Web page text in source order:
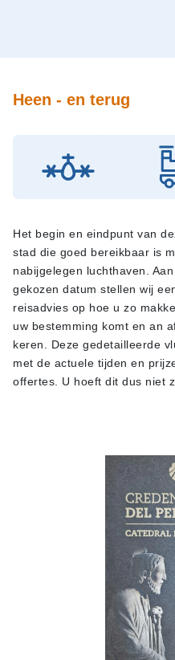
Heen - en terug
Het begin en eindpunt van
stad die goed bereikbaar is
nabijgelegen luchthaven.
gekozen datum stellen wij
reisadvies op hoe u zo
uw bestemming komt en an
keren. Deze gedetailleerde
met de actuele tijden en
offertes. U hoeft dit dus niet